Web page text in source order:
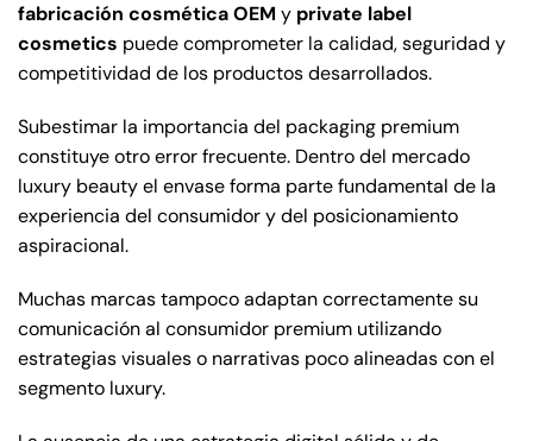
fabricación cosmética OEM y private label
cosmetics puede comprometer la calidad, seguridad y
competitividad de los productos desarrollados.
Subestimar la importancia del packaging premium
constituye otro error frecuente. Dentro del mercado
luxury beauty el envase forma parte fundamental de la
experiencia del consumidor y del posicionamiento
aspiracional.
Muchas marcas tampoco adaptan correctamente su
comunicación al consumidor premium utilizando
estrategias visuales o narrativas poco alineadas con el
segmento luxury.